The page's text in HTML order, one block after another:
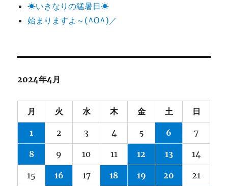
☀いきなりの猛暑日☀
始まりますよ～(^O^)／
2024年4月
月 火 水 木 金 土 日
1 2 3 4 5 6 7
8 9 10 11 12 13 14
15 16 17 18 19 20 21